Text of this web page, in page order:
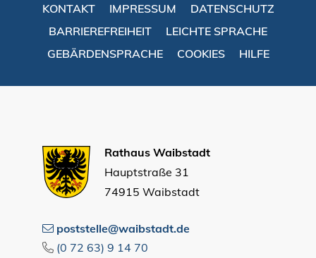
KONTAKT IMPRESSUM
DATENSCHUTZ
BARRIEREFREIHEIT
LEICHTE SPRACHE
GEBÄRDENSPRACHE
COOKIES HILFE
Rathaus Waibstadt
Hauptstraße 31
74915 Waibstadt
poststelle@waibstadt.de
(0 72 63) 9 14 70